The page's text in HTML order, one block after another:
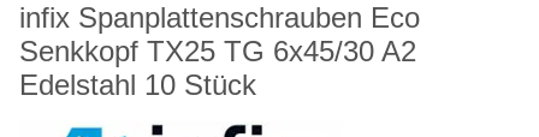
infix Spanplattenschrauben Eco
Senkkopf TX25 TG 6x45/30 A2
Edelstahl 10 Stück